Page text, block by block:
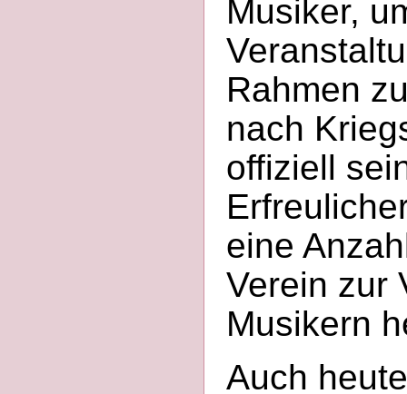
Musiker,
Rahmen
nach
offiziell
eine
Verein zur
Musikern
Auch